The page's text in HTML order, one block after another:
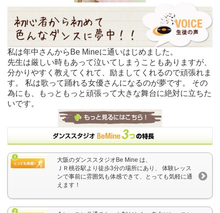
私は年中さんからBe Mineに通いはじめました。
先生は厳しい時もあって泣いてしまうこともありますが、
分かりやすく教えてくれて、励ましてくれるので頑張れま
す。 私は歌って踊れる女優さんになるのが夢です。 その
為にも、もっともっと頑張って大きな舞台に絶対に立ちた
いです。
大阪のダンススタジオBe Mine は、
ＪＲ桃谷駅より徒歩3分の場所にあり、 体験レッス
ンで事前に雰囲気も体感できて、とっても気軽に通
えます！